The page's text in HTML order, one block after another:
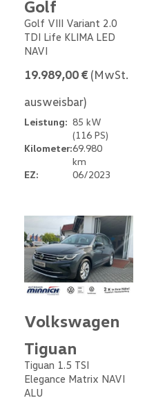
Golf
Golf VIII Variant 2.0
TDI Life KLIMA LED
NAVI
19.989,00 € (MwSt.
ausweisbar)
Leistung: 85 kW
(116 PS)
Kilometer:69.980
km
EZ:
06/2023
Volkswagen
Tiguan
Tiguan 1.5 TSI
Elegance Matrix NAVI
ALU